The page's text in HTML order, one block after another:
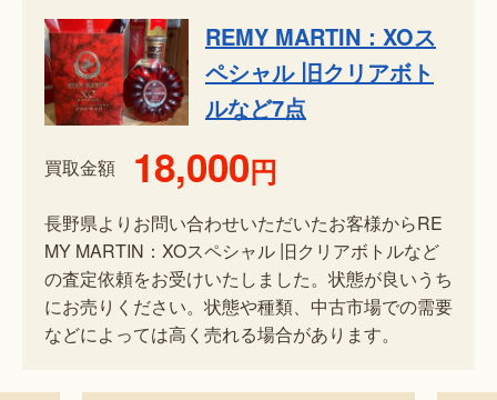
REMY MARTIN：XOス
ペシャル 旧クリアボト
ルなど7点
買取金額 18,000円
長野県よりお問い合わせいただいたお客様からRE
MY MARTIN：XOスペシャル 旧クリアボトルなど
の査定依頼をお受けいたしました。状態が良いうち
にお売りください。状態や種類、中古市場での需要
などによっては高く売れる場合があります。